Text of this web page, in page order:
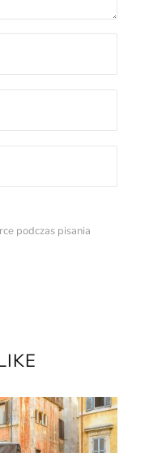
podczas pisania